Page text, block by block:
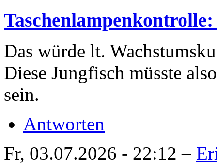
Taschenlampenkontrolle:
Das würde lt.
Diese Jungfisch müsste
sein.
Antworten
Fr, 03.07.2026 - 22:12 –